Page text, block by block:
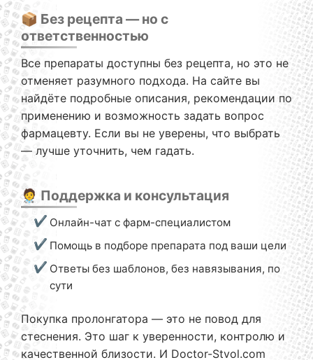
📦 Без рецепта — но с
ответственностью
Все препараты доступны без рецепта, но это не
отменяет разумного подхода. На сайте вы
найдёте подробные описания, рекомендации по
применению и возможность задать вопрос
фармацевту. Если вы не уверены, что выбрать
— лучше уточнить, чем гадать.
🧑‍⚕️ Поддержка и консультация
Онлайн-чат с фарм-специалистом
Помощь в подборе препарата под ваши цели
Ответы без шаблонов, без навязывания, по
сути
Покупка пролонгатора — это не повод для
стеснения. Это шаг к уверенности, контролю и
качественной близости. И Doctor-Stvol.com